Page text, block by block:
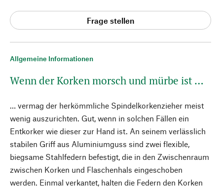
Allgemeine Informationen
Wenn der Korken morsch und mürbe ist …
… vermag der herkömmliche Spindelkorkenzieher meist
wenig auszurichten. Gut, wenn in solchen Fällen ein
Entkorker wie dieser zur Hand ist. An seinem verlässlich
stabilen Griff aus Aluminiumguss sind zwei flexible,
biegsame Stahlfedern befestigt, die in den Zwischenraum
zwischen Korken und Flaschenhals eingeschoben
werden. Einmal verkantet, halten die Federn den Korken
Frage stellen